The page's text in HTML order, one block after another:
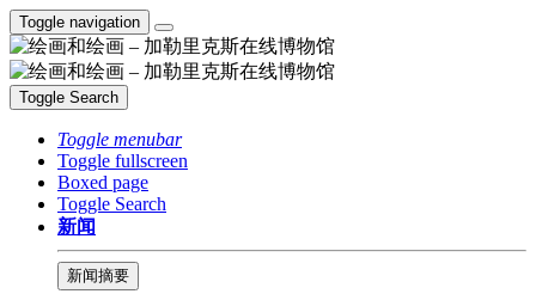
Toggle navigation
Toggle Search
Toggle menubar
Toggle fullscreen
Boxed page
Toggle Search
新闻
新闻摘要